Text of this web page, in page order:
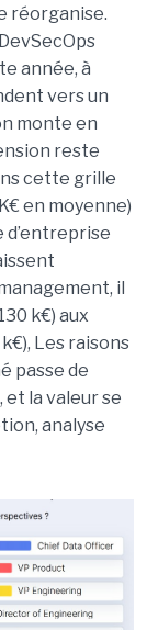
réorganise.
année, à
vers un
monte en
reste
cette grille
en moyenne)
d’entreprise
il
k€) aux
Les raisons
passe de
et la valeur se
analyse